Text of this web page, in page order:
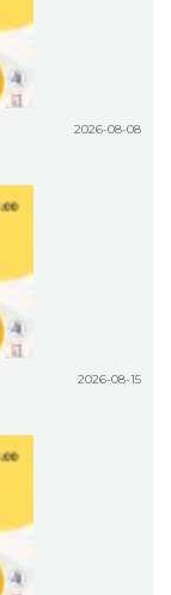
2026-08-08
2026-08-15